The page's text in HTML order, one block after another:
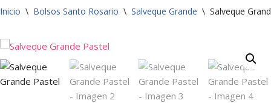
Inicio \ Bolsos Santo Rosario \ Salveque Grande \ Salveque